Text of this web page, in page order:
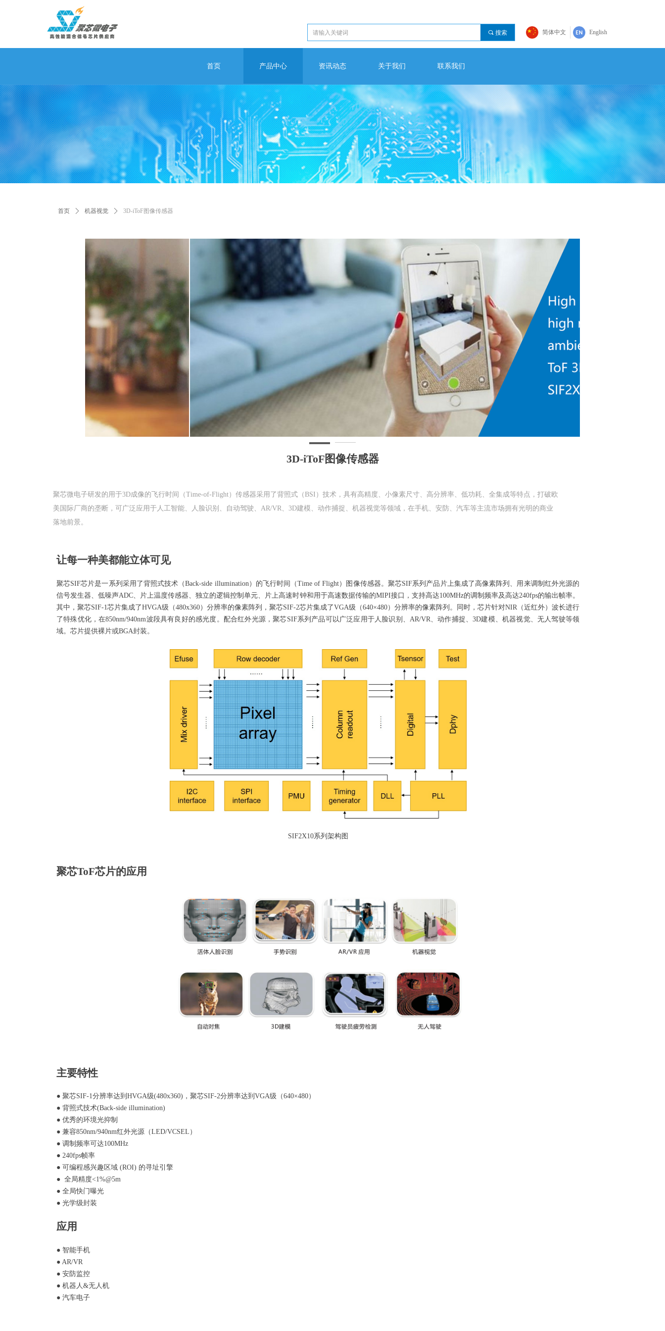
首页 产品中心 资讯动态 关于我们 联系我们
끠 搜索 简体中文 English
首页 ꄲ 机器视觉 ꄲ 3D-iToF图像传感器
3D-iToF图像传感器
聚芯微电子研发的用于3D成像的飞行时间（Time-of-Flight）传感器采用了背照式（BSI）技术，具有高精度、小像素尺寸、高分辨率、低功耗、全集成等特点，打破欧
美国际厂商的垄断，可广泛应用于人工智能、人脸识别、自动驾驶、AR/VR、3D建模、动作捕捉、机器视觉等领域，在手机、安防、汽车等主流市场拥有光明的商业
落地前景。
让每一种美都能立体可见
聚芯SIF芯片是一系列采用了背照式技术（Back-side illumination）的飞行时间（Time of Flight）图像传感器。 聚芯SIF系列产品片上集成了高像素阵列、用来调制红外光源的
信号发生器、低噪声ADC 、片上温度传感器、独立的逻辑控制单元、片上高速时钟和用于高速数据传输的MIPI接口，支持高达100MHz的调制频率及高达240fps的输出帧率。
其中， 聚芯SIF-1芯片集成了HVGA级 （480x360） 分辨率的像素阵列， 聚芯SIF-2芯片集成了VGA级 （640×480） 分辨率的像素阵列。同时，芯片针对NIR（近红外）波长进行
了特殊优化，在850nm/940nm波段具有良好的感光度。配合红外光源，聚芯SIF系列产品可以广泛应用于人脸识别、 AR/VR 、动作捕捉、3D建模、机器视觉、无人驾驶等领
域。芯片提供裸片或BGA封装。
SIF2X10系列架构图
聚芯ToF芯片的应用
主要特性
● 聚芯SIF-1分辨率达到 HVGA级(480x360)，聚芯SIF-2分辨率达到VGA级（640×480）
● 背照式技术(Back-side illumination)
● 优秀的环境光抑制
● 兼容850nm/940nm红外光源（LED/VCSEL）
● 调制频率可达100MHz
● 240fps帧率
● 可编程感兴趣区域 (ROI) 的寻址引擎
● 全局精度<1%@5m
● 全局快门曝光
● 光学级封装
应用
● 智能手机
● AR/VR
● 安防监控
● 机器人 &无人机
● 汽车电子